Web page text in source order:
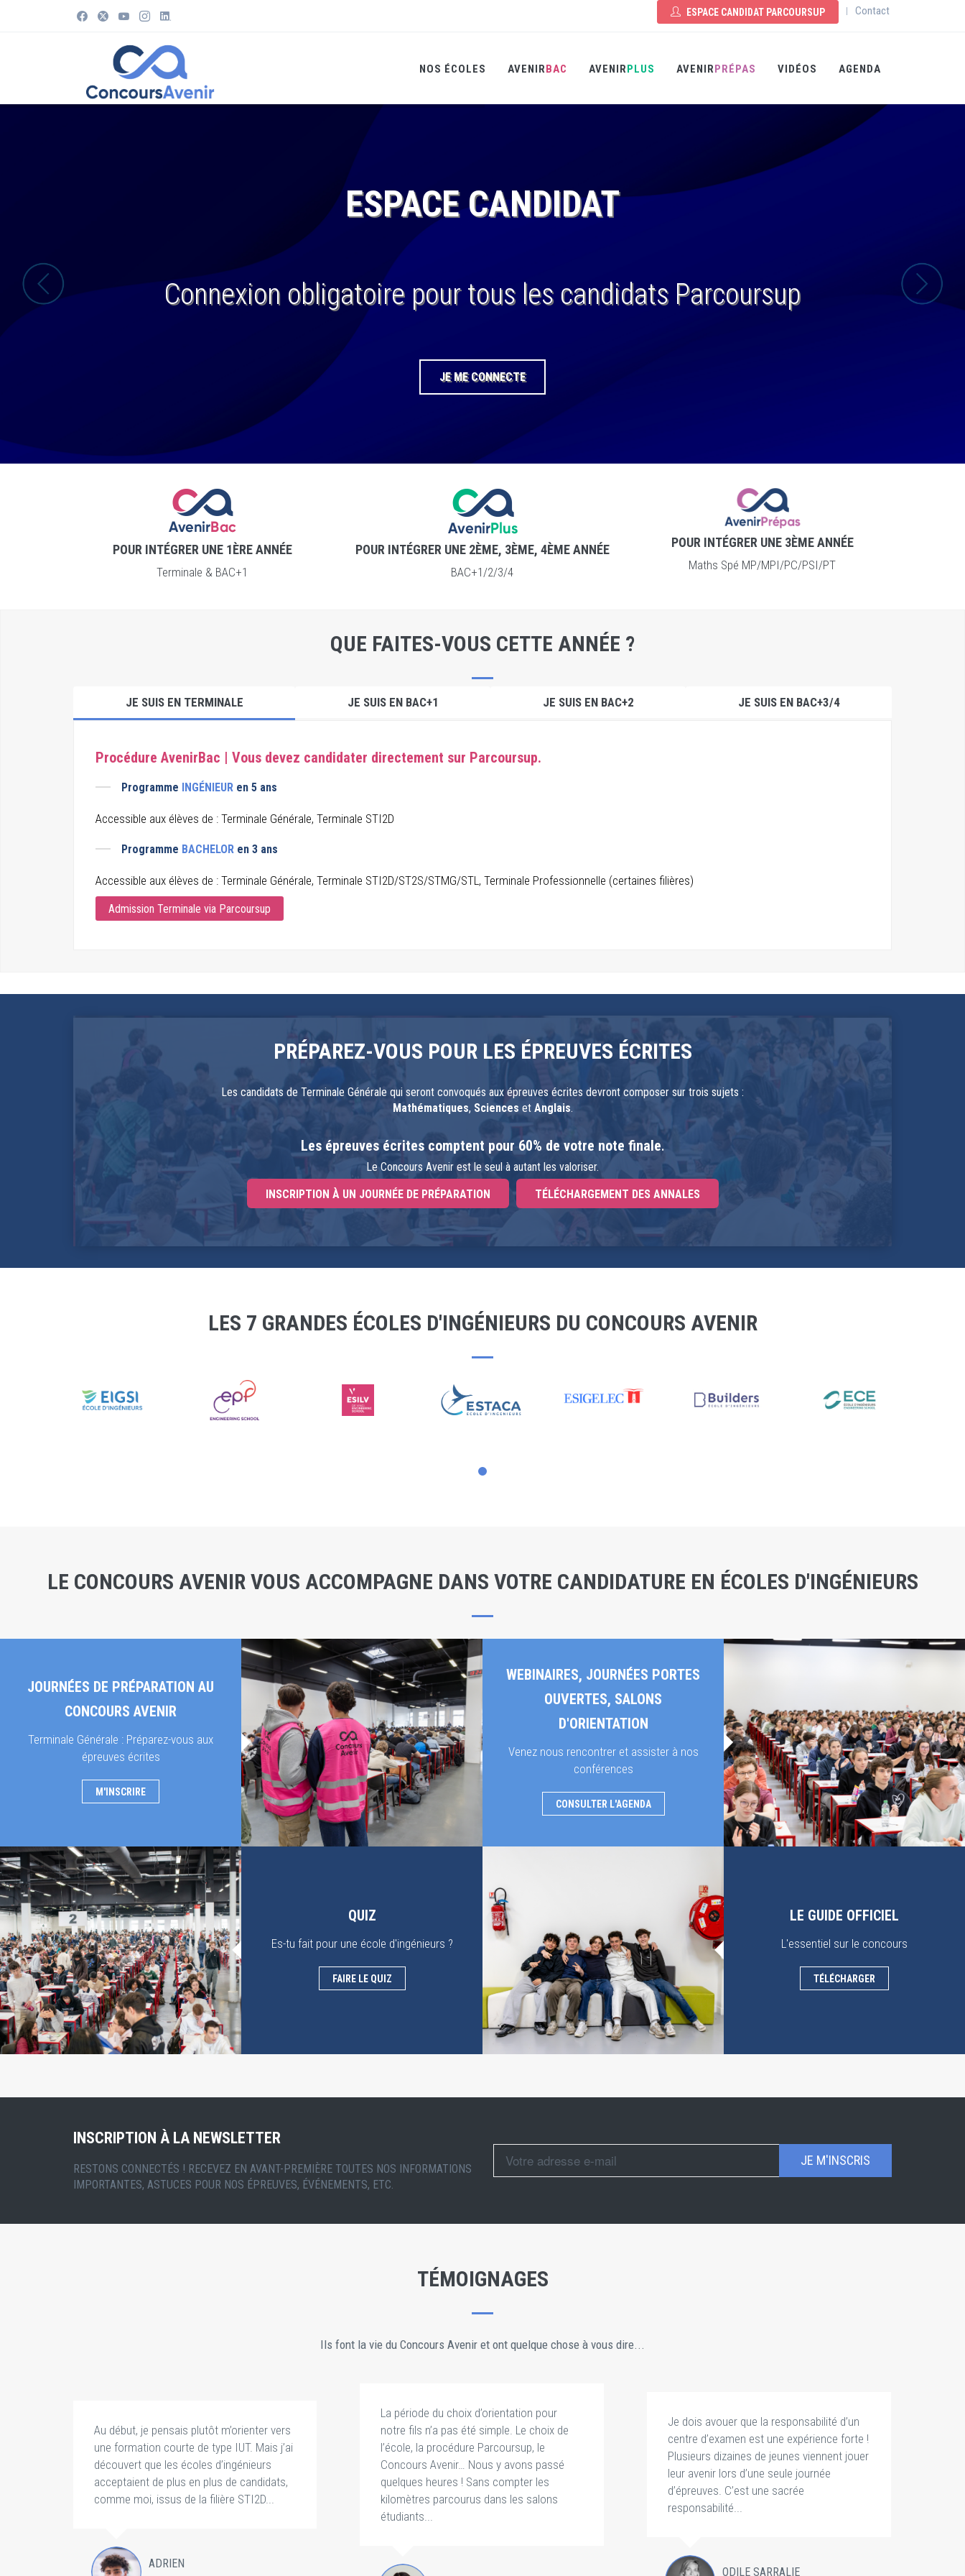
ESPACE CANDIDAT PARCOURSUP | Contact
NOS ÉCOLES AVENIRBAC AVENIRPLUS AVENIRPRÉPAS VIDÉOS AGENDA
ESPACE CANDIDAT
Connexion obligatoire pour tous les candidats Parcoursup
JE ME CONNECTE
POUR INTÉGRER UNE 1ÈRE ANNÉE
Terminale & BAC+1
POUR INTÉGRER UNE 2ÈME, 3ÈME, 4ÈME ANNÉE
BAC+1/2/3/4
POUR INTÉGRER UNE 3ÈME ANNÉE
Maths Spé MP/MPI/PC/PSI/PT
QUE FAITES-VOUS CETTE ANNÉE ?
JE SUIS EN TERMINALE JE SUIS EN BAC+1 JE SUIS EN BAC+2 JE SUIS EN BAC+3/4
Procédure AvenirBac | Vous devez candidater directement sur Parcoursup.
Programme INGÉNIEUR en 5 ans
Accessible aux élèves de : Terminale Générale, Terminale STI2D
Programme BACHELOR en 3 ans
Accessible aux élèves de : Terminale Générale, Terminale STI2D/ST2S/STMG/STL, Terminale Professionnelle (certaines filières)
Admission Terminale via Parcoursup
PRÉPAREZ-VOUS POUR LES ÉPREUVES ÉCRITES
Les candidats de Terminale Générale qui seront convoqués aux épreuves écrites devront composer sur trois sujets :
Mathématiques, Sciences et Anglais.
Les épreuves écrites comptent pour 60% de votre note finale.
Le Concours Avenir est le seul à autant les valoriser.
INSCRIPTION À UN JOURNÉE DE PRÉPARATION
TÉLÉCHARGEMENT DES ANNALES
LES 7 GRANDES ÉCOLES D'INGÉNIEURS DU CONCOURS AVENIR
LE CONCOURS AVENIR VOUS ACCOMPAGNE DANS VOTRE CANDIDATURE EN ÉCOLES D'INGÉNIEURS
JOURNÉES DE PRÉPARATION AU
CONCOURS AVENIR
Terminale Générale : Préparez-vous aux
épreuves écrites
M'INSCRIRE
WEBINAIRES, JOURNÉES PORTES
OUVERTES, SALONS
D'ORIENTATION
Venez nous rencontrer et assister à nos
conférences
CONSULTER L'AGENDA
QUIZ
Es-tu fait pour une école d'ingénieurs ?
FAIRE LE QUIZ
LE GUIDE OFFICIEL
L'essentiel sur le concours
TÉLÉCHARGER
INSCRIPTION À LA NEWSLETTER
RESTONS CONNECTÉS ! RECEVEZ EN AVANT-PREMIÈRE TOUTES NOS INFORMATIONS
IMPORTANTES, ASTUCES POUR NOS ÉPREUVES, ÉVÉNEMENTS, ETC.
JE M'INSCRIS
TÉMOIGNAGES
Ils font la vie du Concours Avenir et ont quelque chose à vous dire...
Au début, je pensais plutôt m’orienter vers
une formation courte de type IUT. Mais j’ai
découvert que les écoles d’ingénieurs
acceptaient de plus en plus de candidats,
comme moi, issus de la filière STI2D...
ADRIEN
La période du choix d’orientation pour
notre fils n’a pas été simple. Le choix de
l’école, la procédure Parcoursup, le
Concours Avenir… Nous y avons passé
quelques heures ! Sans compter les
kilomètres parcourus dans les salons
étudiants...
Je dois avouer que la responsabilité d’un
centre d’examen est une expérience forte !
Plusieurs dizaines de jeunes viennent jouer
leur avenir lors d’une seule journée
d’épreuves. C’est une sacrée
responsabilité...
ODILE SARRALIE